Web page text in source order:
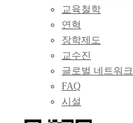
교육철학
연혁
장학제도
교수진
글로벌 네트워크
FAQ
시설